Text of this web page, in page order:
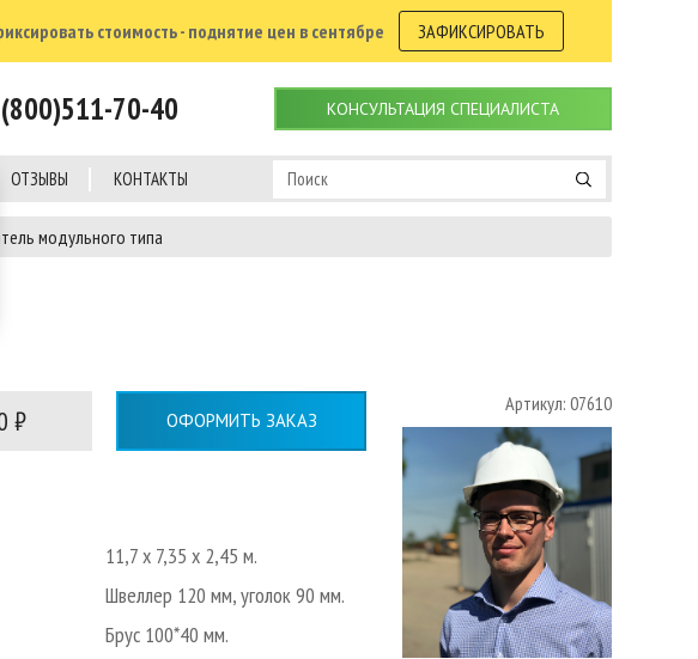
стоимость - поднятие цен в сентябре ЗАФИКСИРОВАТЬ
70-40 КОНСУЛЬТАЦИЯ СПЕЦИАЛИСТА
ОТЗЫВЫ КОНТАКТЫ
модульного типа
₽ ОФОРМИТЬ ЗАКАЗ
11,7 х 7,35 х 2,45 м.
Швеллер 120 мм, уголок 90 мм.
Брус 100*40 мм.
Артикул: 07610